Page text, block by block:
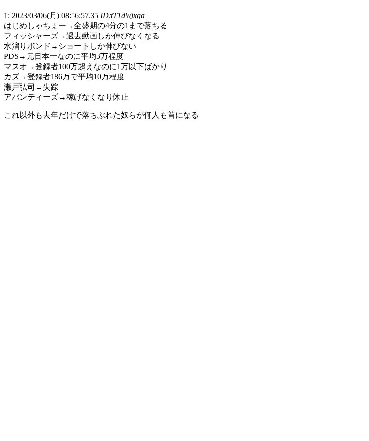
1: 2023/03/06(月) 08:56:57.35 ID:tT1dWjxga
はじめしゃちょー→全盛期の4分の1まで落ちる
フィッシャーズ→過去動画しか伸びなくなる
水溜りボンド→ショートしか伸びない
PDS→元日本一なのに平均3万程度
マスオ→登録者100万超えなのに1万以下ばかり
カズ→登録者186万で平均10万程度
瀬戸弘司→失踪
アバンティーズ→稼げなくなり休止
これ以外も去年だけで落ちぶれた奴らが何人も首になる